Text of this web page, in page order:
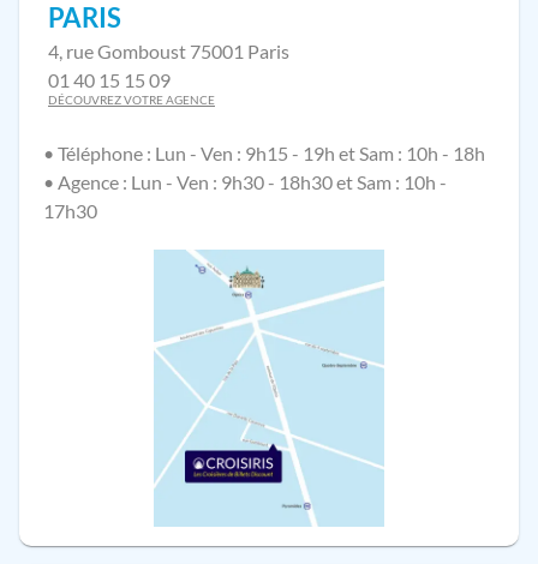
PARIS
4, rue Gomboust 75001 Paris
01 40 15 15 09
DÉCOUVREZ VOTRE AGENCE
• Téléphone : Lun - Ven : 9h15 - 19h et Sam : 10h - 18h
• Agence : Lun - Ven : 9h30 - 18h30 et Sam : 10h -
17h30